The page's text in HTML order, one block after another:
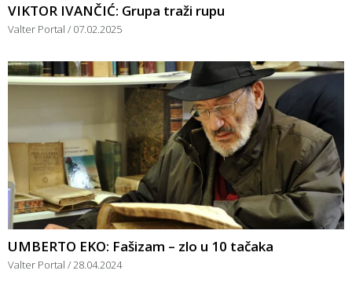
VIKTOR IVANČIĆ: Grupa traži rupu
Valter Portal 07.02.2025
UMBERTO EKO: Fašizam – zlo u 10 tačaka
Valter Portal 28.04.2024